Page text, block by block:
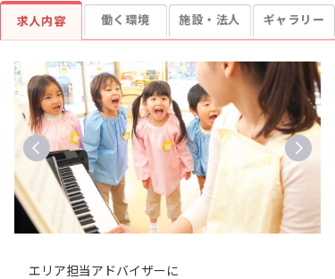
求人内容 働く環境 施設・法人 ギャラリー
エリア担当アドバイザーに